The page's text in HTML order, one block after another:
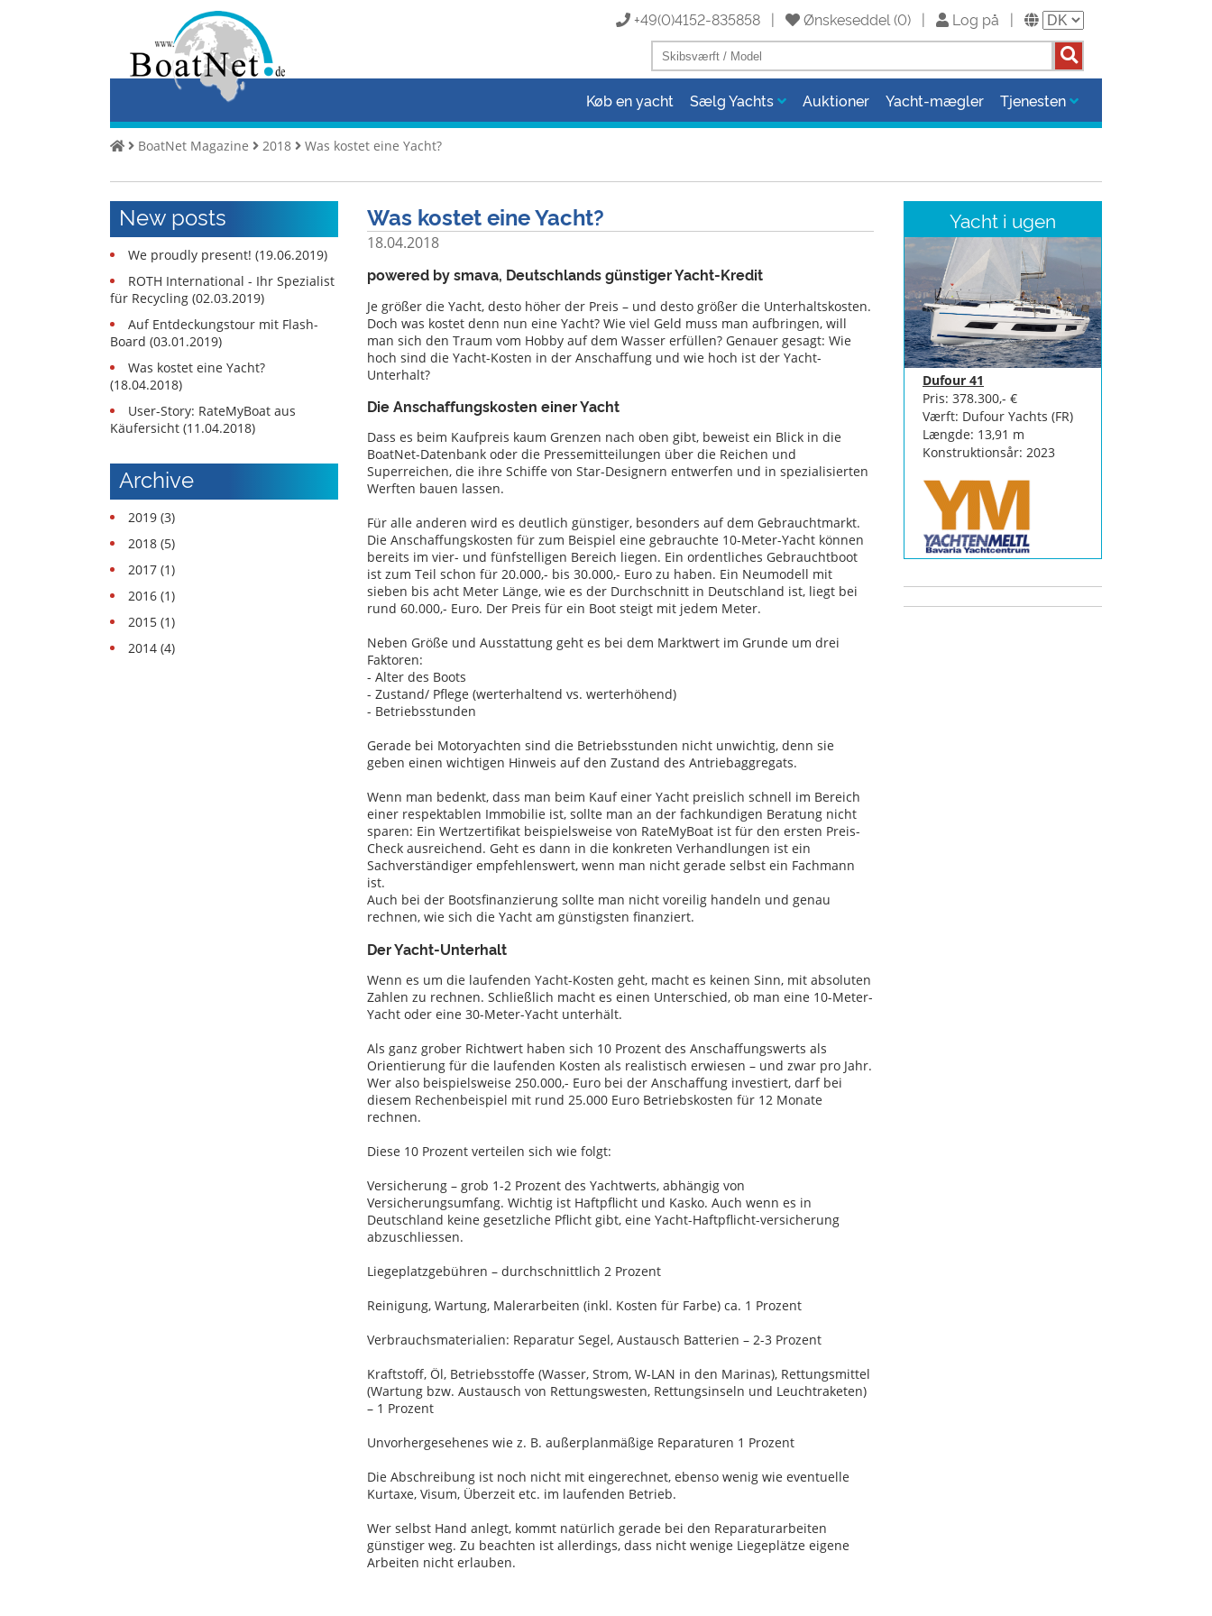
Kommerciel
sælger
sælger
udstyr
Stolne
Eksperterne
Sejl-
+49(0)4152-835858 | Ønskeseddel (0) | Log på |
Køb en yacht Sælg Yachts Auktioner Yacht-mægler Tjenesten
BoatNet Magazine 2018 Was kostet eine Yacht?
Was kostet eine Yacht?
18.04.2018
powered by smava, Deutschlands günstiger Yacht-Kredit
Je größer die Yacht, desto höher der Preis – und desto größer die Unterhaltskosten.
Doch was kostet denn nun eine Yacht? Wie viel Geld muss man aufbringen, will
man sich den Traum vom Hobby auf dem Wasser erfüllen? Genauer gesagt: Wie
hoch sind die Yacht-Kosten in der Anschaffung und wie hoch ist der Yacht-
Unterhalt?
Die Anschaffungskosten einer Yacht
Dass es beim Kaufpreis kaum Grenzen nach oben gibt, beweist ein Blick in die
BoatNet-Datenbank oder die Pressemitteilungen über die Reichen und
Superreichen, die ihre Schiffe von Star-Designern entwerfen und in spezialisierten
Werften bauen lassen.
Für alle anderen wird es deutlich günstiger, besonders auf dem Gebrauchtmarkt.
Die Anschaffungskosten für zum Beispiel eine gebrauchte 10-Meter-Yacht können
bereits im vier- und fünfstelligen Bereich liegen. Ein ordentliches Gebrauchtboot
ist zum Teil schon für 20.000,- bis 30.000,- Euro zu haben. Ein Neumodell mit
sieben bis acht Meter Länge, wie es der Durchschnitt in Deutschland ist, liegt bei
rund 60.000,- Euro. Der Preis für ein Boot steigt mit jedem Meter.
Neben Größe und Ausstattung geht es bei dem Marktwert im Grunde um drei
Faktoren:
- Alter des Boots
- Zustand/ Pflege (werterhaltend vs. werterhöhend)
- Betriebsstunden
Gerade bei Motoryachten sind die Betriebsstunden nicht unwichtig, denn sie
geben einen wichtigen Hinweis auf den Zustand des Antriebaggregats.
Wenn man bedenkt, dass man beim Kauf einer Yacht preislich schnell im Bereich
einer respektablen Immobilie ist, sollte man an der fachkundigen Beratung nicht
sparen: Ein Wertzertifikat beispielsweise von RateMyBoat ist für den ersten Preis-
Check ausreichend. Geht es dann in die konkreten Verhandlungen ist ein
Sachverständiger empfehlenswert, wenn man nicht gerade selbst ein Fachmann
ist.
Auch bei der Bootsfinanzierung sollte man nicht voreilig handeln und genau
rechnen, wie sich die Yacht am günstigsten finanziert.
Der Yacht-Unterhalt
Wenn es um die laufenden Yacht-Kosten geht, macht es keinen Sinn, mit absoluten
Zahlen zu rechnen. Schließlich macht es einen Unterschied, ob man eine 10-Meter-
Yacht oder eine 30-Meter-Yacht unterhält.
Als ganz grober Richtwert haben sich 10 Prozent des Anschaffungswerts als
Orientierung für die laufenden Kosten als realistisch erwiesen – und zwar pro Jahr.
Wer also beispielsweise 250.000,- Euro bei der Anschaffung investiert, darf bei
diesem Rechenbeispiel mit rund 25.000 Euro Betriebskosten für 12 Monate
rechnen.
Diese 10 Prozent verteilen sich wie folgt:
Versicherung – grob 1-2 Prozent des Yachtwerts, abhängig von
Versicherungsumfang. Wichtig ist Haftpflicht und Kasko. Auch wenn es in
Deutschland keine gesetzliche Pflicht gibt, eine Yacht-Haftpflicht-versicherung
abzuschliessen.
Liegeplatzgebühren – durchschnittlich 2 Prozent
Reinigung, Wartung, Malerarbeiten (inkl. Kosten für Farbe) ca. 1 Prozent
Verbrauchsmaterialien: Reparatur Segel, Austausch Batterien – 2-3 Prozent
Kraftstoff, Öl, Betriebsstoffe (Wasser, Strom, W-LAN in den Marinas), Rettungsmittel
(Wartung bzw. Austausch von Rettungswesten, Rettungsinseln und Leuchtraketen)
– 1 Prozent
Unvorhergesehenes wie z. B. außerplanmäßige Reparaturen 1 Prozent
Die Abschreibung ist noch nicht mit eingerechnet, ebenso wenig wie eventuelle
Kurtaxe, Visum, Überzeit etc. im laufenden Betrieb.
Wer selbst Hand anlegt, kommt natürlich gerade bei den Reparaturarbeiten
günstiger weg. Zu beachten ist allerdings, dass nicht wenige Liegeplätze eigene
Arbeiten nicht erlauben.
New posts
We proudly present! (19.06.2019)
ROTH International - Ihr Spezialist
für Recycling (02.03.2019)
Auf Entdeckungstour mit Flash-
Board (03.01.2019)
Was kostet eine Yacht?
(18.04.2018)
User-Story: RateMyBoat aus
Käufersicht (11.04.2018)
Archive
2019 (3)
2018 (5)
2017 (1)
2016 (1)
2015 (1)
2014 (4)
Yacht i ugen
Dufour 41
Pris: 378.300,- €
Værft: Dufour Yachts (FR)
Længde: 13,91 m
Konstruktionsår: 2023